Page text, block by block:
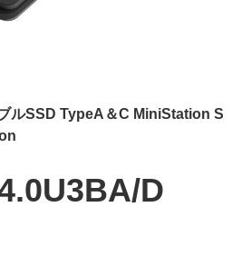
ルSSD TypeA＆C MiniStation S
D